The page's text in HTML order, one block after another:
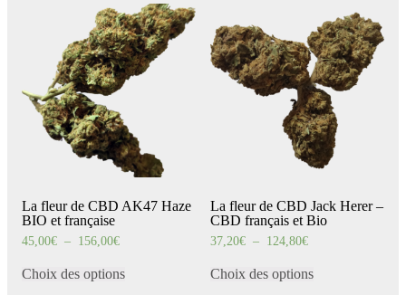
Les
options
peuvent
être
choisies
sur
du
produit
options
peuvent
être
choisies
sur
la
page
du
produit
La fleur de CBD AK47 Haze
BIO et française
45,00€ – 156,00€Plage
45,00€
Choix des optionsproduit
La fleur de CBD Jack Herer –
CBD français et Bio
37,20€ – 124,80€Plage
37,20€
Choix des optionsproduit